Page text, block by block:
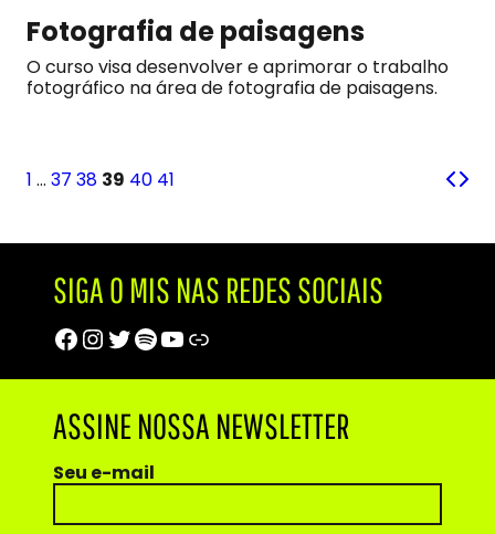
Fotografia de paisagens
O curso visa desenvolver e aprimorar o trabalho
fotográfico na área de fotografia de paisagens.
1 … 37 38 39 40 41
SIGA O MIS NAS REDES SOCIAIS
Facebook
Instagram
Twitter
Spotify
Youtube
Trip Advisor
ASSINE NOSSA NEWSLETTER
Seu e-mail